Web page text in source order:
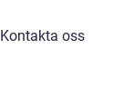
Kontakta oss